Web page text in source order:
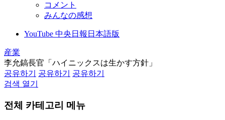
コメント
みんなの感想
YouTube 中央日報日本語版
産業
李允鎬長官「ハイニックスは生かす方針」
공유하기
공유하기
공유하기
검색 열기
전체 카테고리 메뉴